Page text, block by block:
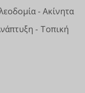
- Ακίνητα
- Τοπική